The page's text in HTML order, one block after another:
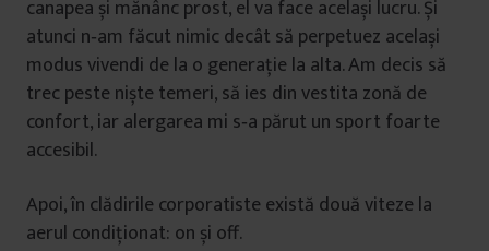
canapea și mănânc prost, el va face același lucru. Și
atunci n‑am făcut nimic decât să perpetuez același
modus vivendi de la o generație la alta. Am decis să
trec peste niște temeri, să ies din vestita zonă de
confort, iar alergarea mi s‑a părut un sport foarte
accesibil.
Apoi, în clădirile corporatiste există două viteze la
aerul condiționat: on și off.